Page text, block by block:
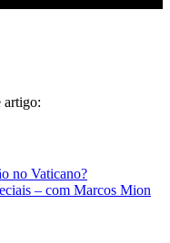
artigo:
no Vaticano?
– com Marcos Mion